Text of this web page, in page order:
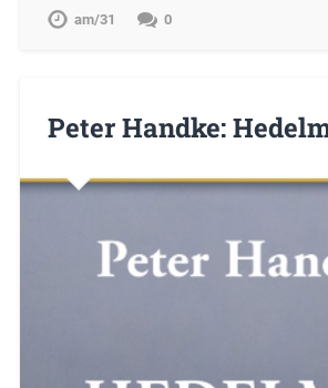
am/31 0
Peter Handke: